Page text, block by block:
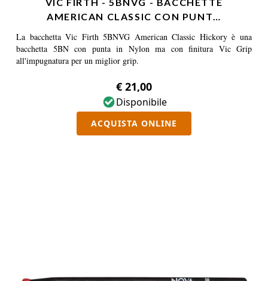
AMERICAN CLASSIC CON PUNT…
La bacchetta Vic Firth 5BNVG American Classic Hickory è una
bacchetta 5BN con punta in Nylon ma con finitura Vic Grip
all'impugnatura per un miglior grip.
€ 21,00
Disponibile
ACQUISTA ONLINE